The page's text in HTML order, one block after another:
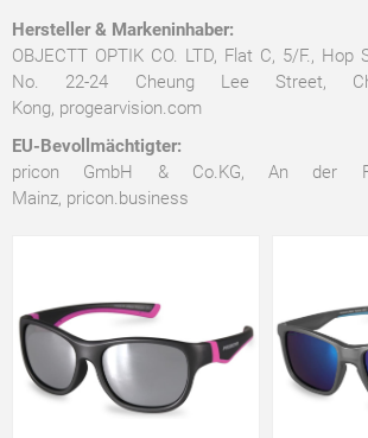
Hersteller & Markeninhaber:
OBJECTT OPTIK CO. LTD, Flat C, 5/F., Hop
No. 22-24 Cheung Lee Street,
Kong, progearvision.com
EU-Bevollmächtigter:
pricon GmbH & Co.KG, An der
Mainz, pricon.business